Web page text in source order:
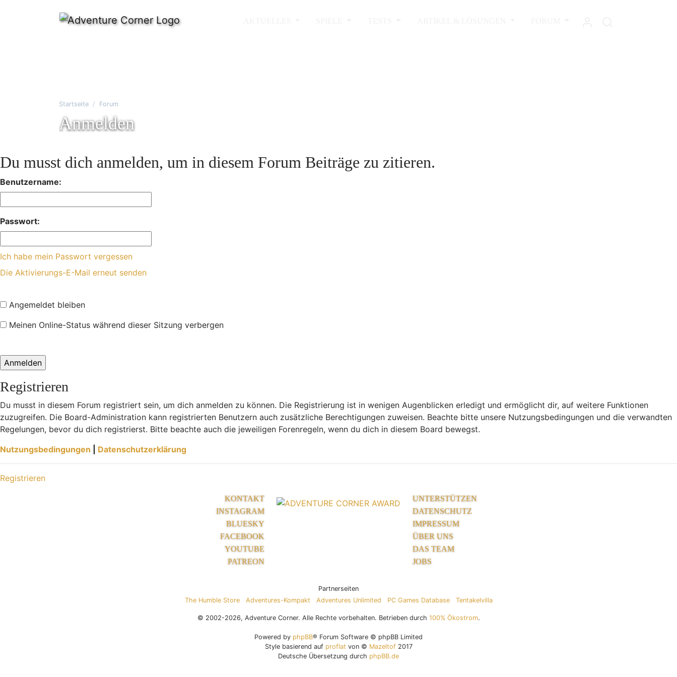
Startseite Forum
Anmelden
Du musst dich anmelden, um in diesem Forum Beiträge zu zitieren.
Benutzername:
Passwort:
Ich habe mein Passwort vergessen
Die Aktivierungs-E-Mail erneut senden
Angemeldet bleiben
Meinen Online-Status während dieser Sitzung verbergen
Registrieren
Du musst in diesem Forum registriert sein, um dich anmelden zu können. Die Registrierung ist in wenigen Augenblicken erledigt und ermöglicht dir, auf weitere Funktionen
zuzugreifen. Die Board-Administration kann registrierten Benutzern auch zusätzliche Berechtigungen zuweisen. Beachte bitte unsere Nutzungsbedingungen und die verwandten
Regelungen, bevor du dich registrierst. Bitte beachte auch die jeweiligen Forenregeln, wenn du dich in diesem Board bewegst.
Nutzungsbedingungen
Datenschutzerklärung
Registrieren
KONTAKT
INSTAGRAM
BLUESKY
FACEBOOK
YOUTUBE
PATREON
UNTERSTÜTZEN
DATENSCHUTZ
IMPRESSUM
ÜBER UNS
DAS TEAM
JOBS
Partnerseiten
The Humble Store
Adventures-Kompakt Adventures Unlimited PC Games Database Tentakelvilla
© 2002-2026, Adventure Corner. Alle Rechte vorbehalten. Betrieben durch 100% Ökostrom.
Powered by phpBB® Forum Software © phpBB Limited
Style basierend auf proflat von © Mazeltof2017
Deutsche Übersetzung durch phpBB.de